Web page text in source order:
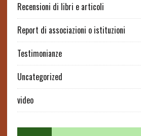
Recensioni di libri e articoli
Report di associazioni o istituzioni
Testimonianze
Uncategorized
video